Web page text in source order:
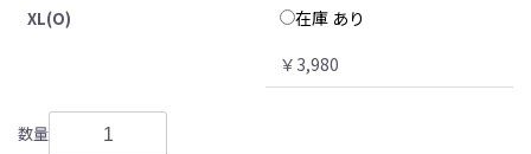
XL(O)
在庫 あり
￥3,980
数量